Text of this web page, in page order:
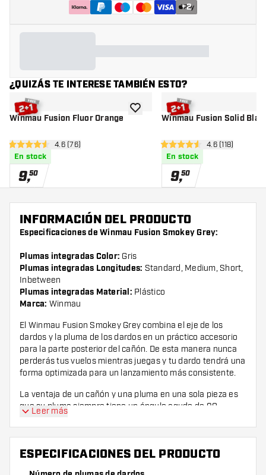
+2
¿QUIZÁS TE INTERESE TAMBIÉN ESTO?
Winmau Fusion Fluor Orange
abrir panel de reseñas
4.6 estrellas de puntuación
4.6 (76)
En stock
9,50
añadir a la lista de deseos
Winmau Fusion Solid
abrir panel de
4.6 estrellas de puntuación
4.6 (118)
En stock
9,50
INFORMACIÓN DEL PRODUCTO
Especificaciones de Winmau Fusion Smokey Grey:
Plumas integradas Color: Gris
Plumas integradas Longitudes: Standard, Medium, Short,
Inbetween
Plumas integradas Material: Plástico
Marca: Winmau
El Winmau Fusion Smokey Grey combina el eje de los
dardos y la pluma de los dardos en un práctico accesorio
para la parte posterior del cañón. De esta manera nunca
perderás tus vuelos mientras juegas y tu dardo tendrá una
forma optimizada para un lanzamiento más consistente.
La ventaja de un cañón y una pluma en una sola pieza es
que su pluma siempre tiene un ángulo agudo de 90
forma un conjunto más aerodinámico en comparación con
Leer más
ESPECIFICACIONES DEL PRODUCTO